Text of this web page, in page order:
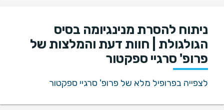
ניתוח להסרת מנינגיומה בסיס
הגולגולת | חוות דעת והמלצות של
פרופ' סרגיי ספקטור
לצפייה בפרופיל מלא של פרופ' סרגיי ספקטור